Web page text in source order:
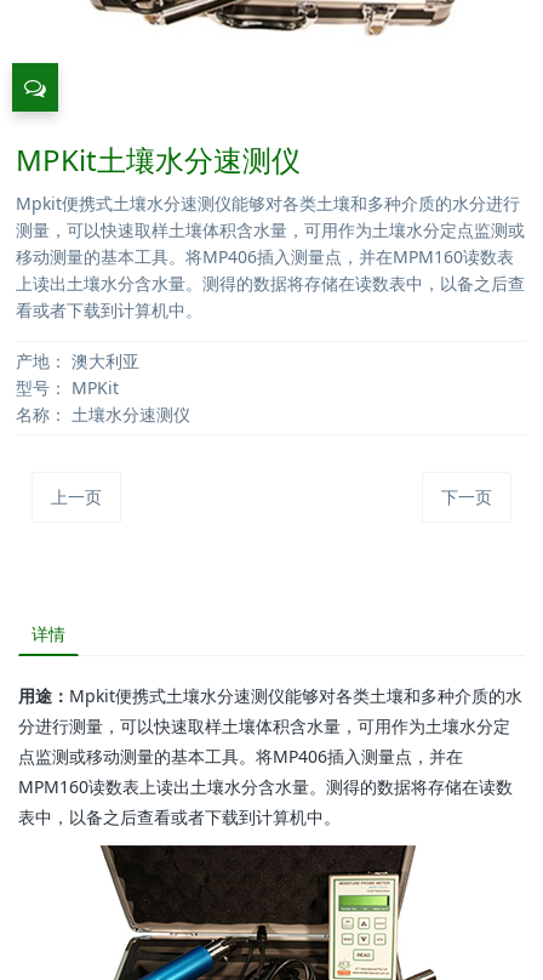
MPKit土壤水分速测仪
Mpkit便携式土壤水分速测仪能够对各类土壤和多种介质的水分进行
测量，可以快速取样土壤体积含水量，可用作为土壤水分定点监测或
移动测量的基本工具。将MP406插入测量点，并在MPM160读数表
上读出土壤水分含水量。测得的数据将存储在读数表中，以备之后查
看或者下载到计算机中。
产地： 澳大利亚
型号： MPKit
名称： 土壤水分速测仪
上一页 下一页
详情
用途： Mpkit便携式土壤水分速测仪能够对各类土壤和多种介质的水
分进行测量，可以快速取样土壤体积含水量，可用作为土壤水分定
点监测或移动测量的基本工具。将MP406插入测量点，并在
MPM160读数表上读出土壤水分含水量。测得的数据将存储在读数
表中，以备之后查看或者下载到计算机中。